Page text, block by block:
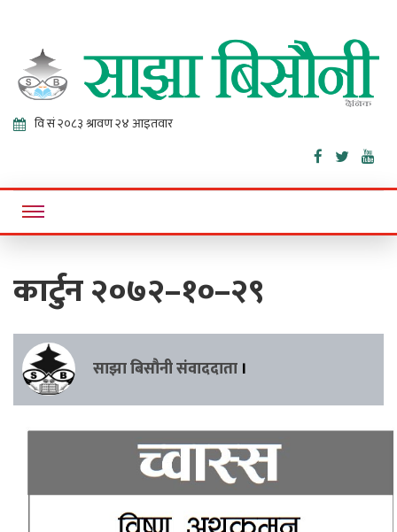
Sajha
Bisaunee
Online News Portal
कार्टुन २०७२–१०–२९
साझा बिसौनी संवाददाता ।